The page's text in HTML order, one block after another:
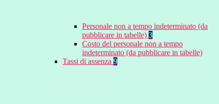
Personale non a tempo indeterminato (da
pubblicare in tabelle) 3
Costo del personale non a tempo
indeterminato (da pubblicare in tabelle)
Tassi di assenza 9